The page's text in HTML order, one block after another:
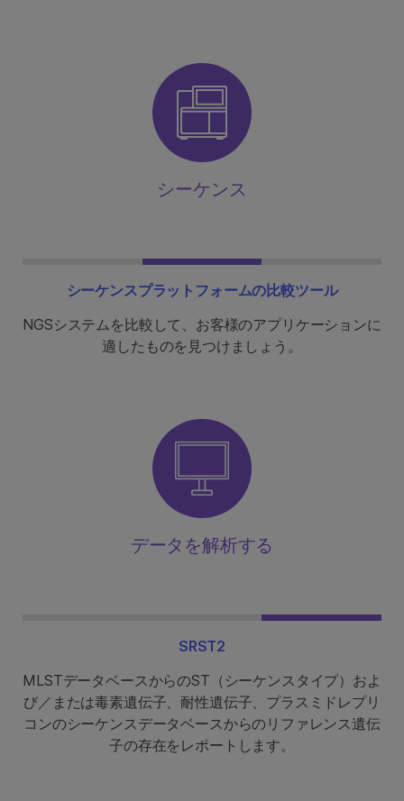
シーケンス
シーケンスプラットフォームの比較ツール
NGSシステムを比較して、お客様のアプリケーションに
適したものを見つけましょう。
データを解析する
SRST2
MLSTデータベースからのST（シーケンスタイプ）およ
び／または毒素遺伝子、耐性遺伝子、プラスミドレプリ
コンのシーケンスデータベースからのリファレンス遺伝
子の存在をレポートします。